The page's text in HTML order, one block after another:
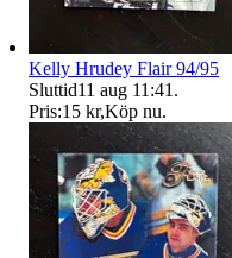
Kelly Hrudey Flair 94/95
Sluttid11 aug 11:41 .
Pris:15 kr,Köp nu.